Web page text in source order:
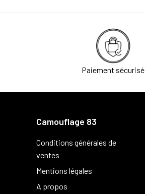
Paiement sécurisé
Camouflage 83
Conditions générales de
ventes
Mentions légales
A propos